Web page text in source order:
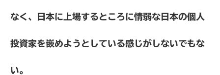
なく、日本に上場するところに情弱な日本の個人
投資家を嵌めようとしている感じがしないでもな
い。